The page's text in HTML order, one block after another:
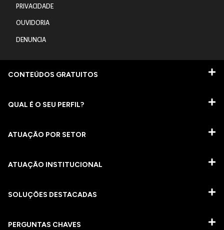
PRIVACIDADE
OUVIDORIA
DENUNCIA
CONTEÚDOS GRATUITOS
QUAL É O SEU PERFIL?
ATUAÇÃO POR SETOR
ATUAÇÃO INSTITUCIONAL
SOLUÇÕES DESTACADAS
PERGUNTAS CHAVES​